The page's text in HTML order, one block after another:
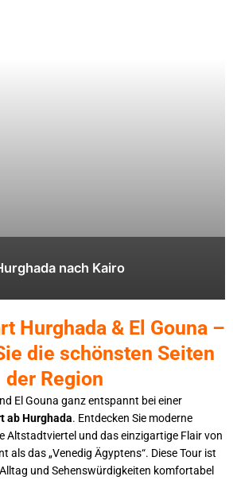
nach Kairo
Hurghada & El Gouna –
die schönsten Seiten
der Region
El Gouna ganz entspannt bei einer
ab Hurghada. Entdecken Sie moderne
Altstadtviertel und das einzigartige Flair von
als das „Venedig Ägyptens“. Diese Tour ist
und Sehenswürdigkeiten komfortabel